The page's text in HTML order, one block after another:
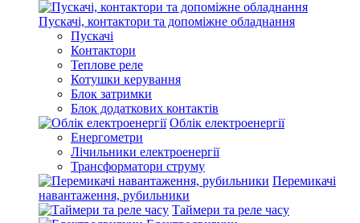
Пускачі, контактори та допоміжне обладнання
Пускачі
Контактори
Теплове реле
Котушки керування
Блок затримки
Блок додаткових контактів
Облік електроенергії
Енергометри
Лічильники електроенергії
Трансформатори струму
Перемикачі
навантаження, рубильники
Таймери та реле часу